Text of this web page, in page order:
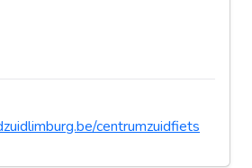
centrumzuidfiets